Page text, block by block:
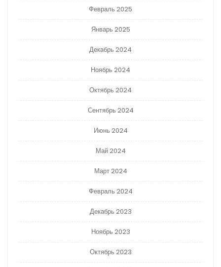
Февраль 2025
Январь 2025
Декабрь 2024
Ноябрь 2024
Октябрь 2024
Сентябрь 2024
Июнь 2024
Май 2024
Март 2024
Февраль 2024
Декабрь 2023
Ноябрь 2023
Октябрь 2023